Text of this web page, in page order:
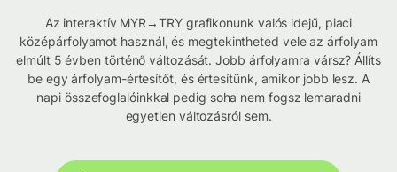
Az interaktív MYR→TRY grafikonunk valós idejű, piaci
középárfolyamot használ, és megtekintheted vele az árfolyam
elmúlt 5 évben történő változását. Jobb árfolyamra vársz? Állíts
be egy árfolyam-értesítőt, és értesítünk, amikor jobb lesz. A
napi összefoglalóinkkal pedig soha nem fogsz lemaradni
egyetlen változásról sem.